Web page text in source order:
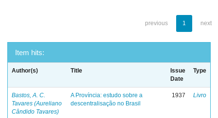
previous 1 next
Item hits:
Author(s) Title
Issue
Date
Type
Bastos, A. C.
Tavares (Aureliano
Cândido Tavares)
A Província: estudo sobre a
descentralisação no Brasil
1937 Livro